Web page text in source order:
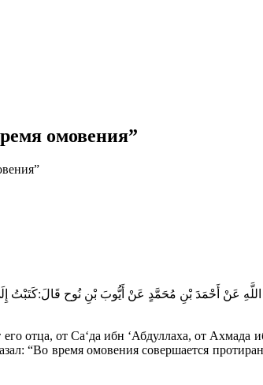
омовения”
عَنْ أَحْمَدَ بْنِ مُحَمَّدٍ عَنْ أَيُّوبَ بْنِ نُوح
отца, от Са‘да ибн ‘Абдуллаха, от Ахмада
“Во время омовения совершается